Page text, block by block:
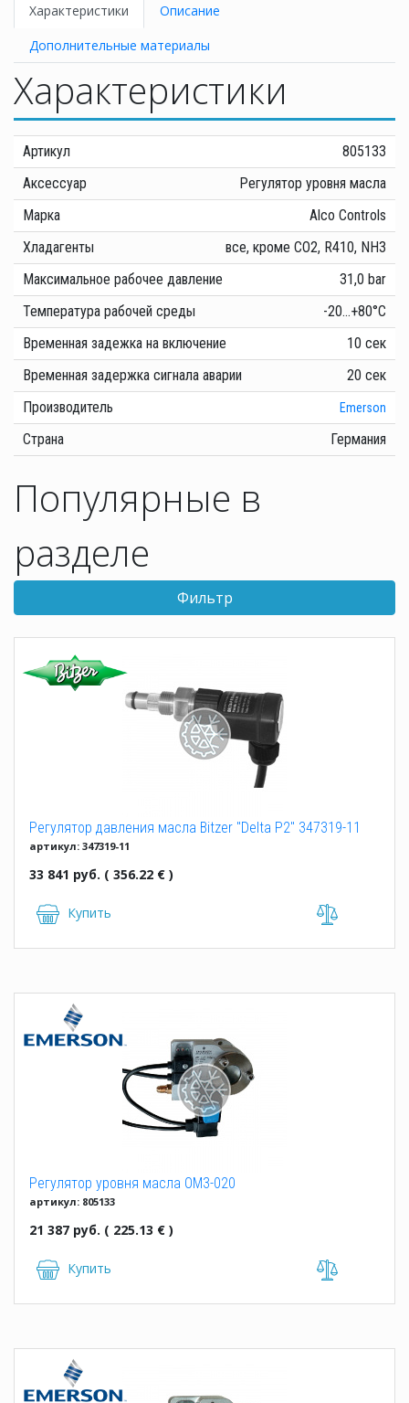
Характеристики
Описание
Дополнительные материалы
Характеристики
Артикул
805133
Аксессуар
Регулятор уровня масла
Марка
Alco Controls
Хладагенты
все, кроме CO2, R410, NH3
Максимальное рабочее давление
31,0 bar
Температура рабочей среды
-20...+80°C
Временная задежка на включение
10 сек
Временная задержка сигнала аварии
20 сек
Производитель
Emerson
Страна Германия
Популярные в
разделе
Фильтр
Регулятор давления масла Bitzer "Delta P2" 347319-11
артикул: 347319-11
33 841 руб. ( 356.22 € )
Купить
Регулятор уровня масла OM3-020
артикул: 805133
21 387 руб. ( 225.13 € )
Купить